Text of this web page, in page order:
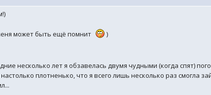
может быть ещё помнит )
несколько лет я обзавелась двумя чудными (когда спят)
плотненько, что я всего лишь несколько раз смогла